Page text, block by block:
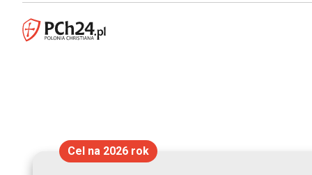
Cel na 2026 rok